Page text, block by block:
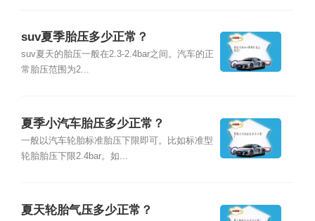
suv夏季胎压多少正常？
suv夏天的胎压一般在2.3-2.4bar之间。汽车的正
常胎压范围为2...
夏季小汽车胎压多少正常？
一般以汽车轮胎标准胎压下限即可。比如标准型
轮胎胎压下限2.4bar。如...
夏天轮胎气压多少正常？